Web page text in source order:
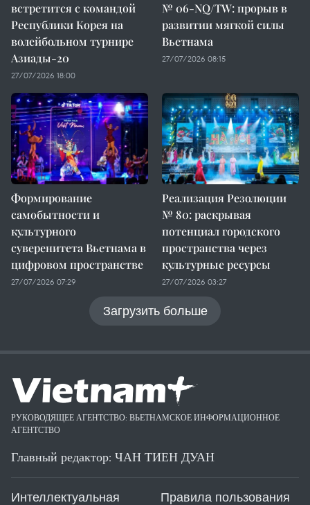
встретится с командой
Республики Корея на
волейбольном турнире
Азиады-20
27/07/2026 18:00
№ 06-NQ/TW: прорыв в
развитии мягкой силы
Вьетнама
27/07/2026 08:15
Формирование
самобытности и
культурного
суверенитета Вьетнама в
цифровом пространстве
27/07/2026 07:29
Реализация Резолюции
№ 80: раскрывая
потенциал городского
пространства через
культурные ресурсы
27/07/2026 03:27
Загрузить больше
РУКОВОДЯЩЕЕ АГЕНТСТВО: ВЬЕТНАМСКОЕ ИНФОРМАЦИОННОЕ
АГЕНТСТВО
Главный редактор: ЧАН ТИЕН ДУАН
Интеллектуальная Правила пользования